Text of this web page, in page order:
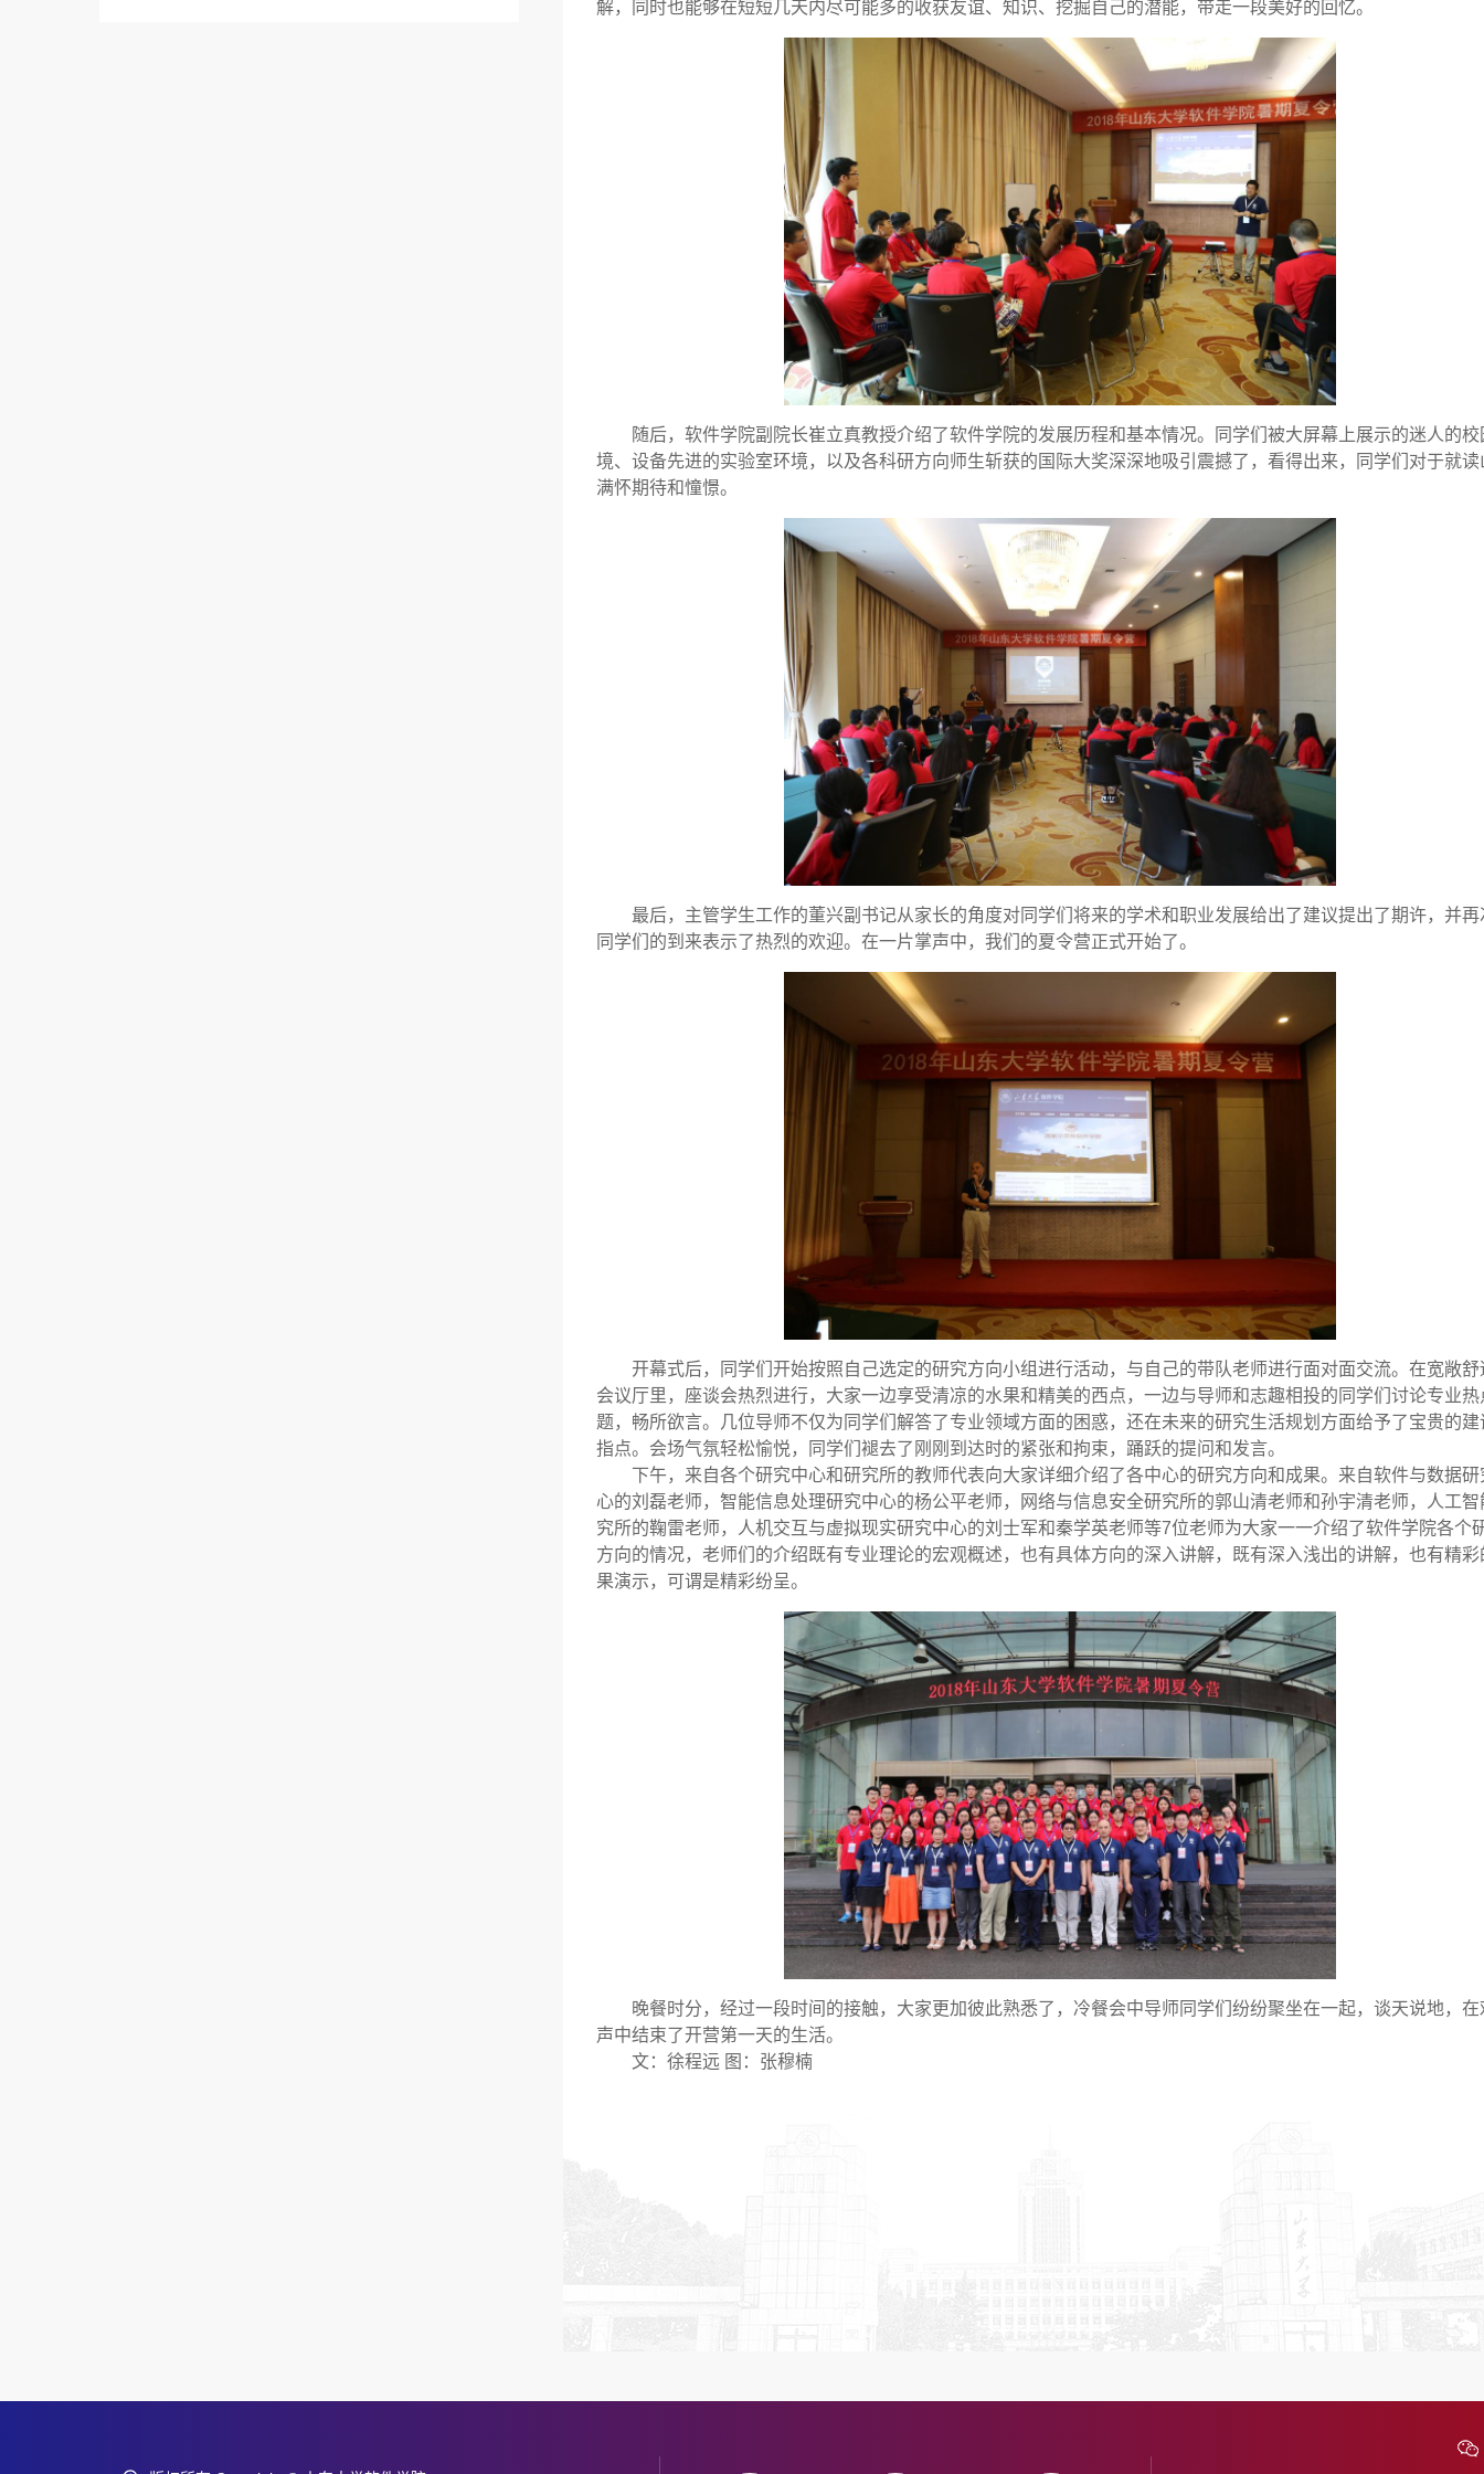
解，同时也能够在短短几天内尽可能多的收获友谊、知识、挖掘自己的潜能，带走一段美好的回忆。
随后，软件学院副院长崔立真教授介绍了软件学院的发展历程和基本情况。同学们被大屏幕上展示的迷人的校
境、设备先进的实验室环境，以及各科研方向师生斩获的国际大奖深深地吸引震撼了，看得出来，同学们对于就读
满怀期待和憧憬。
最后，主管学生工作的董兴副书记从家长的角度对同学们将来的学术和职业发展给出了建议提出了期许，并再
同学们的到来表示了热烈的欢迎。在一片掌声中，我们的夏令营正式开始了。
开幕式后，同学们开始按照自己选定的研究方向小组进行活动，与自己的带队老师进行面对面交流。在宽敞舒
会议厅里，座谈会热烈进行，大家一边享受清凉的水果和精美的西点，一边与导师和志趣相投的同学们讨论专业热
题，畅所欲言。几位导师不仅为同学们解答了专业领域方面的困惑，还在未来的研究生活规划方面给予了宝贵的建
指点。会场气氛轻松愉悦，同学们褪去了刚刚到达时的紧张和拘束，踊跃的提问和发言。
下午，来自各个研究中心和研究所的教师代表向大家详细介绍了各中心的研究方向和成果。来自软件与数据研
心的刘磊老师，智能信息处理研究中心的杨公平老师，网络与信息安全研究所的郭山清老师和孙宇清老师，人工智
究所的鞠雷老师，人机交互与虚拟现实研究中心的刘士军和秦学英老师等7位老师为大家一一介绍了软件学院各个
方向的情况，老师们的介绍既有专业理论的宏观概述，也有具体方向的深入讲解，既有深入浅出的讲解，也有精彩
果演示，可谓是精彩纷呈。
晚餐时分，经过一段时间的接触，大家更加彼此熟悉了，冷餐会中导师同学们纷纷聚坐在一起，谈天说地，在
声中结束了开营第一天的生活。
文：徐程远 图： 张穆楠